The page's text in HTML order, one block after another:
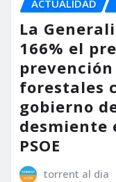
ACTUALIDAD
La
166% el
forestales
gobierno
desmiente
PSOE
torrent al dia